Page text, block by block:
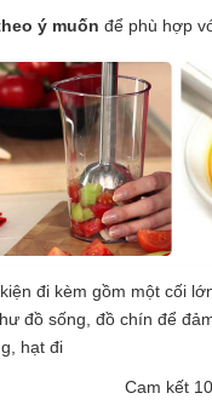
ý muốn để phù hợp
đi kèm gồm một cối
đồ sống, đồ chín để
hạt đi
100%